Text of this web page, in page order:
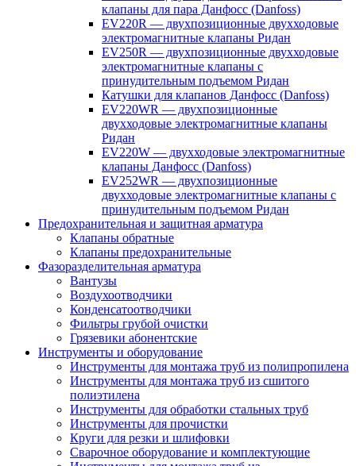
клапаны для пара Данфосс (Danfoss)
EV220R — двухпозиционные двухходовые
электромагнитные клапаны Ридан
EV250R — двухпозиционные двухходовые
электромагнитные клапаны с
принудительным подъемом Ридан
Катушки для клапанов Данфосс (Danfoss)
EV220WR — двухпозиционные
двухходовые электромагнитные клапаны
Ридан
EV220W — двухходовые электромагнитные
клапаны Данфосс (Danfoss)
EV252WR — двухпозиционные
двухходовые электромагнитные клапаны с
принудительным подъемом Ридан
Предохранительная и защитная арматура
Клапаны обратные
Клапаны предохранительные
Фазоразделительная арматура
Вантузы
Воздухоотводчики
Конденсатоотводчики
Фильтры грубой очистки
Грязевики абонентские
Инструменты и оборудование
Инструменты для монтажа труб из полипропилена
Инструменты для монтажа труб из сшитого
полиэтилена
Инструменты для обработки стальных труб
Инструменты для прочистки
Круги для резки и шлифовки
Сварочное оборудование и комплектующие